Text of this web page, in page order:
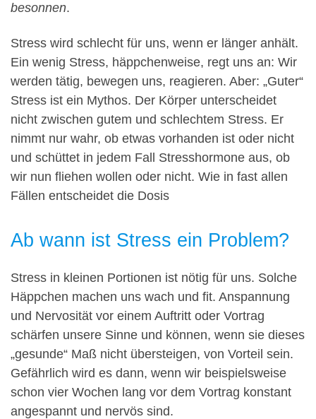
besonnen.
Stress wird schlecht für uns, wenn er länger anhält.
Ein wenig Stress, häppchenweise, regt uns an: Wir
werden tätig, bewegen uns, reagieren. Aber: „Guter“
Stress ist ein Mythos. Der Körper unterscheidet
nicht zwischen gutem und schlechtem Stress. Er
nimmt nur wahr, ob etwas vorhanden ist oder nicht
und schüttet in jedem Fall Stresshormone aus, ob
wir nun fliehen wollen oder nicht. Wie in fast allen
Fällen entscheidet die Dosis
Ab wann ist Stress ein Problem?
Stress in kleinen Portionen ist nötig für uns. Solche
Häppchen machen uns wach und fit. Anspannung
und Nervosität vor einem Auftritt oder Vortrag
schärfen unsere Sinne und können, wenn sie dieses
„gesunde“ Maß nicht übersteigen, von Vorteil sein.
Gefährlich wird es dann, wenn wir beispielsweise
schon vier Wochen lang vor dem Vortrag konstant
angespannt und nervös sind.